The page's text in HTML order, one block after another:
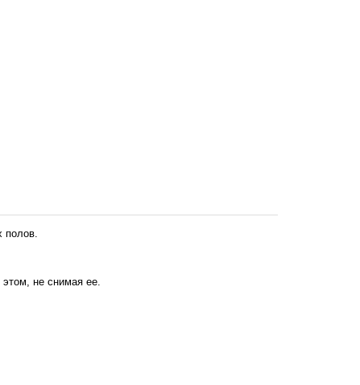
полов.
не снимая ее.